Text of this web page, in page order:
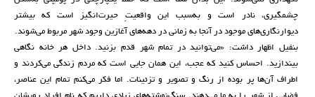
چشمگیری، نادر است و به‌سبب این واقعیتِ حیرت‌انگیز است که بیشتر
دیوارنگاری‌های موجود در آنجا به زمانی در دهه‌های آغازین وجود شهر مربوط می‌شوند.
بنفیل اظهار داشت: «می‌توانید در تمام شهر قدم بزنید. داخل هر خانه نگاهی
بیندازید. احساس کنید که عجب، این همان جایی است که مردم زندگی می‌کردند و
اطراف آن‌ها پر بوده از رنگ و تصویر و تزئینات. اما فکر می‌کنم تمام این عناصر،